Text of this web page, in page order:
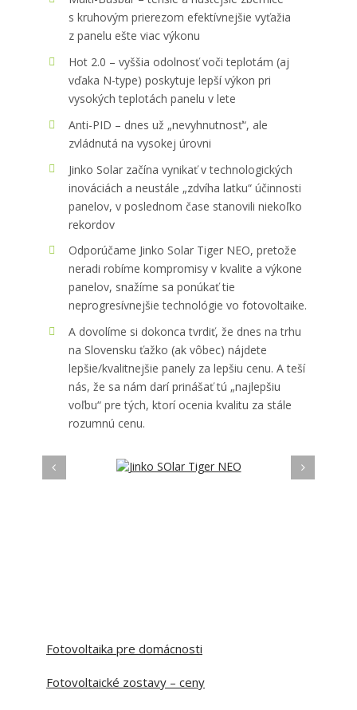
s kruhovým prierezom efektívnejšie vyťažia
z panelu ešte viac výkonu
Hot 2.0 – vyššia odolnosť voči teplotám (aj
vďaka N-type) poskytuje lepší výkon pri
vysokých teplotách panelu v lete
Anti-PID – dnes už „nevyhnutnosť“, ale
zvládnutá na vysokej úrovni
Jinko Solar začína vynikať v technologických
inováciách a neustále „zdvíha latku“ účinnosti
panelov, v poslednom čase stanovili niekoľko
rekordov
Odporúčame Jinko Solar Tiger NEO, pretože
neradi robíme kompromisy v kvalite a výkone
panelov, snažíme sa ponúkať tie
neprogresívnejšie technológie vo fotovoltaike.
A dovolíme si dokonca tvrdiť, že dnes na trhu
na Slovensku ťažko (ak vôbec) nájdete
lepšie/kvalitnejšie panely za lepšiu cenu. A teší
nás, že sa nám darí prinášať tú „najlepšiu
voľbu“ pre tých, ktorí ocenia kvalitu za stále
rozumnú cenu.
Fotovoltaika pre domácnosti
Fotovoltaické zostavy – ceny